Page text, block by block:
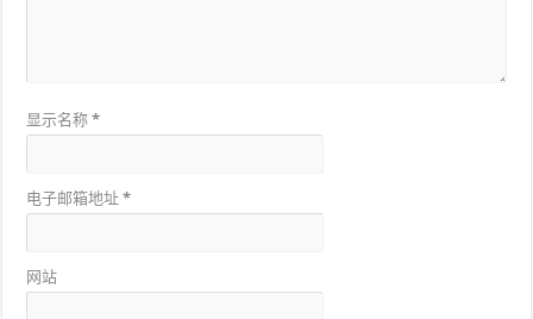
显示名称*
电子邮箱地址*
网站